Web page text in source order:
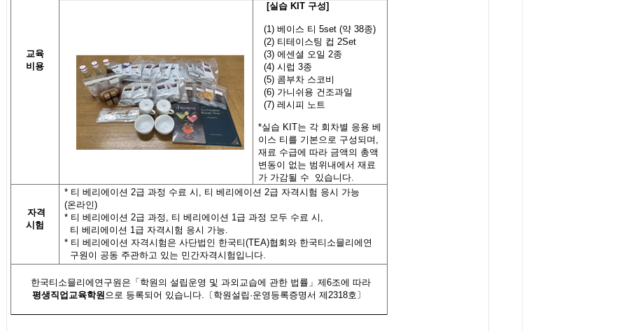
교육
비용
[실습 KIT 구성]
(1) 베이스 티 5set (약 38종)
(2) 티테이스팅 컵 2Set
(3) 에센셜 오일 2종
(4) 시럽 3종
(5) 콤부차 스코비
(6) 가니쉬용 건조과일
(7) 레시피 노트
*실습 KIT는 각 회차별 응용 베
이스 티를 기본으로 구성되며,
재료 수급에 따라 금액의 총액
변동이 없는 범위내에서 재료
가 가감될 수 있습니다.
자격
시험
* 티 베리에이션 2급 과정 수료 시 , 티 베리에이션 2급 자격시험 응시 가능
(온라인)
* 티 베리에이션 2급 과정 , 티 베리에이션 1급 과정 모두 수료 시 ,
티 베리에이션 1급 자격시험 응시 가능.
* 티 베리에이션 자격시험은 사단법인 한국티(TEA)협회와 한국티소믈리에연
구원이 공동 주관하고 있는 민간자격시험입니다.
한국티소믈리에연구원은「학원의 설립운영 및 과외교습에 관한 법률」제6조에 따라
평생직업교육학원으로 등록되어 있습니다. 〔학원설립·운영등록증명서 제2318호〕